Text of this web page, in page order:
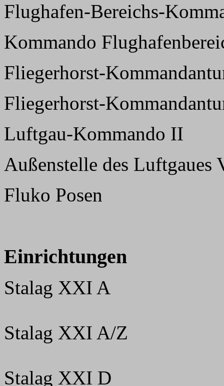
Flughafen-Bereichs-
Kommando
Fliegerhorst-
Fliegerhorst-
Luftgau-Kommando II
Außenstelle des Luftgaues
Fluko Posen
Einrichtungen
Stalag XXI A
Stalag XXI A/Z
Stalag XXI D